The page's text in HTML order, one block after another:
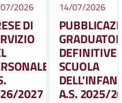
2026
DI
2027
14/07/2026
DEFINITIVE
SCUOLA
A.S. 2025/